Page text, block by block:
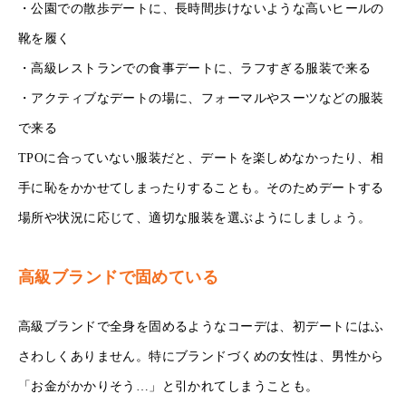
・公園での散歩デートに、長時間歩けないような高いヒールの
靴を履く
・高級レストランでの食事デートに、ラフすぎる服装で来る
・アクティブなデートの場に、フォーマルやスーツなどの服装
で来る
TPOに合っていない服装だと、デートを楽しめなかったり、相
手に恥をかかせてしまったりすることも。そのためデートする
場所や状況に応じて、適切な服装を選ぶようにしましょう。
高級ブランドで固めている
高級ブランドで全身を固めるようなコーデは、初デートにはふ
さわしくありません。特にブランドづくめの女性は、男性から
「お金がかかりそう…」と引かれてしまうことも。